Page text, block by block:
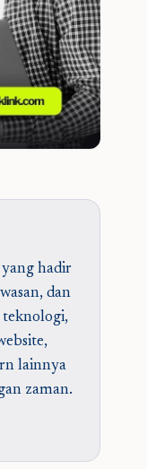
hadir
dan
teknologi,
lainnya
zaman.